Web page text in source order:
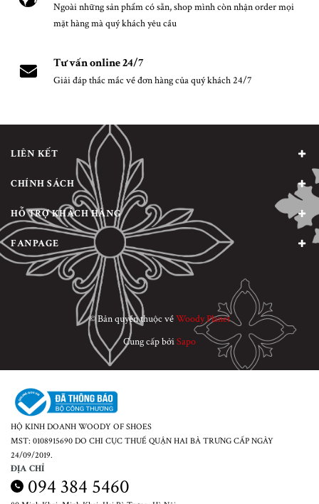
Ngoài những sản phẩm có sẵn, shop mình còn nhận order mọi
mặt hàng mà quý khách yêu cầu
Tư vấn online 24/7
Giải đáp thắc mắc về đơn hàng của quý khách 24/7
LIÊN KẾT
CHÍNH SÁCH
HỖ TRỢ KHÁCH HÀNG
FANPAGE
© Bản quyền thuộc vềWoody Planet
Cung cấp bởiSapo
HỘ KINH DOANH WOODY OF SHOES
MST: 0108915690 DO CHI CỤC THUẾ QUẬN HAI BÀ TRƯNG CẤP NGÀY
24/09/2019.
ĐỊA CHỈ
094 384 5460